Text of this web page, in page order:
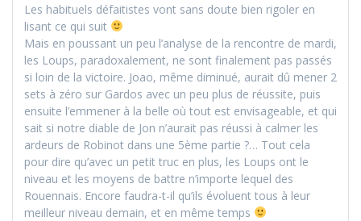
Les habituels défaitistes vont sans doute bien rigoler en
lisant ce qui suit
Mais en poussant un peu l’analyse de la rencontre de mardi,
les Loups, paradoxalement, ne sont finalement pas passés
si loin de la victoire. Joao, même diminué, aurait dû mener 2
sets à zéro sur Gardos avec un peu plus de réussite, puis
ensuite l’emmener à la belle où tout est envisageable, et qui
sait si notre diable de Jon n’aurait pas réussi à calmer les
ardeurs de Robinot dans une 5ème partie ?… Tout cela
pour dire qu’avec un petit truc en plus, les Loups ont le
niveau et les moyens de battre n’importe lequel des
Rouennais. Encore faudra-t-il qu’ils évoluent tous à leur
meilleur niveau demain, et en même temps